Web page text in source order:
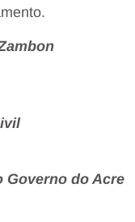
Governo do Acre